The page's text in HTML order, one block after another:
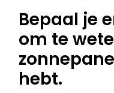
Bepaal je
om te
hebt.